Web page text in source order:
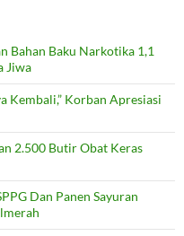
Bahan Baku Narkotika 1,1
Jiwa
Kembali,” Korban Apresiasi
2.500 Butir Obat Keras
Dan Panen Sayuran